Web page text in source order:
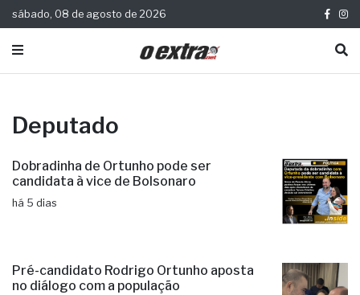
sábado, 08 de agosto de 2026
Deputado
Dobradinha de Ortunho pode ser
candidata à vice de Bolsonaro
há 5 dias
Pré-candidato Rodrigo Ortunho aposta
no diálogo com a população